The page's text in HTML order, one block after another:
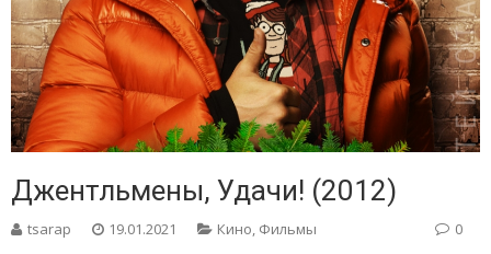
Джентльмены, Удачи! (2012)
tsarap 19.01.2021 Кино, Фильмы 0